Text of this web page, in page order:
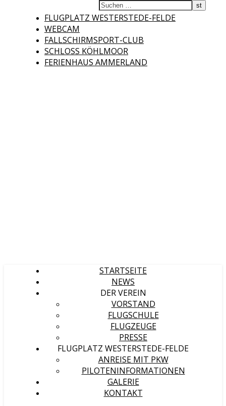
FLUGPLATZ WESTERSTEDE-FELDE
WEBCAM
FALLSCHIRMSPORT-CLUB
SCHLOSS KÖHLMOOR
FERIENHAUS AMMERLAND
Fliegerclub
STARTSEITE
NEWS
DER VEREIN
VORSTAND
FLUGSCHULE
FLUGZEUGE
PRESSE
FLUGPLATZ WESTERSTEDE-FELDE
ANREISE MIT PKW
PILOTENINFORMATIONEN
GALERIE
KONTAKT